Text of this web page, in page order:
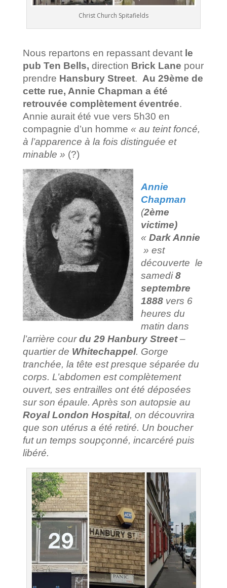
Christ Church Spitafields
Nous repartons en repassant devantle
pub Ten Bells, direction Brick Lane pour
prendre Hansbury Street. Au 29ème de
cette rue, Annie Chapman a été
retrouvée complètement éventrée.
Annie aurait été vue vers 5h30 en
compagnie d’un homme « au teint foncé,
à l’apparence à la fois distinguée et
minable » (?)
Annie
Chapman
(2ème
victime)
« Dark Annie
» est
découverte le
samedi8
septembre
1888vers 6
heures du
matin dans
l’arrière courdu 29 Hanbury Street–
quartier de Whitechappel. Gorge
tranchée, la tête est presque séparée du
corps. L’abdomen est complètement
ouvert, ses entrailles ont été déposées
sur son épaule. Après son autopsie au
Royal London Hospital, on découvrira
que son utérus a été retiré. Un boucher
fut un temps soupçonné, incarcéré puis
libéré.